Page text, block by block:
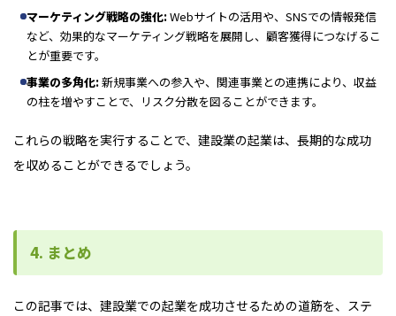
マーケティング戦略の強化:Webサイトの活用や、SNSでの情報発信
など、効果的なマーケティング戦略を展開し、顧客獲得につなげるこ
とが重要です。
事業の多角化:新規事業への参入や、関連事業との連携により、収益
の柱を増やすことで、リスク分散を図ることができます。
これらの戦略を実行することで、建設業の起業は、長期的な成功
を収めることができるでしょう。
4. まとめ
この記事では、建設業での起業を成功させるための道筋を、ステ